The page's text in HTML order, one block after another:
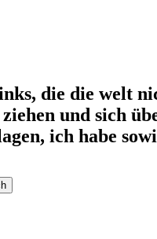
die die welt
und sich
ich habe